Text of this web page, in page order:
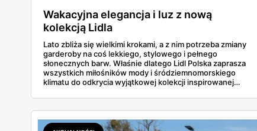
Wakacyjna elegancja i luz z nową
kolekcją Lidla
Lato zbliża się wielkimi krokami, a z nim potrzeba zmiany
garderoby na coś lekkiego, stylowego i pełnego
słonecznych barw. Właśnie dlatego Lidl Polska zaprasza
wszystkich miłośników mody i śródziemnomorskiego
klimatu do odkrycia wyjątkowej kolekcji inspirowanej
vita w Lidlu – czyli moda, która łączy luz z klasą, elegancję
z wygodą, a wszystko to w cenach przyjaznych każdemu
portfelowi. Kobiety i mężczyźni znajdą tu propozycje,
które idealnie sprawdzą się zarówno na wakacyjnym